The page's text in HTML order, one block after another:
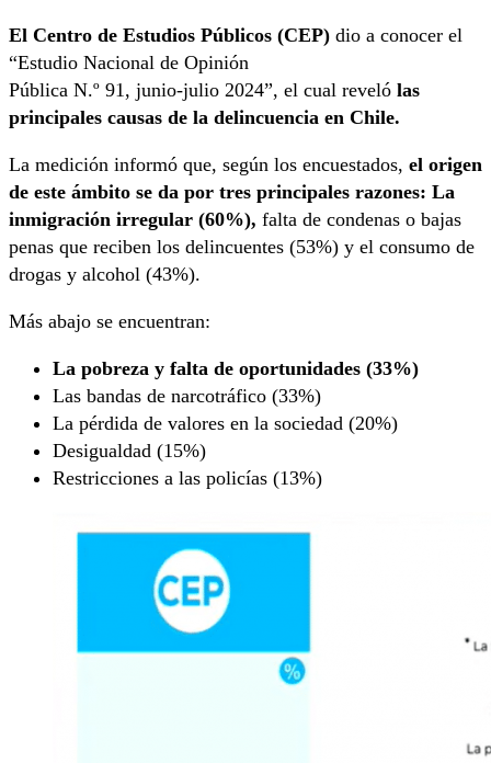
El Centro de Estudios Públicos (CEP) dio a conocer el
“Estudio Nacional de Opinión
Pública N.º 91, junio-julio 2024”, el cual reveló las
principales causas de la delincuencia en Chile.
La medición informó que, según los encuestados, el origen
de este ámbito se da por tres principales razones: La
inmigración irregular (60%), falta de condenas o bajas
penas que reciben los delincuentes (53%) y el consumo de
drogas y alcohol (43%).
Más abajo se encuentran:
La pobreza y falta de oportunidades (33%)
Las bandas de narcotráfico (33%)
La pérdida de valores en la sociedad (20%)
Desigualdad (15%)
Restricciones a las policías (13%)